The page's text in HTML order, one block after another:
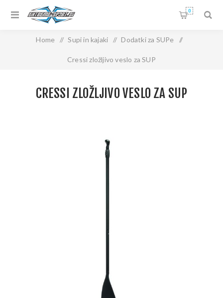
0
Home / Supi in kajaki / Dodatki za SUPe /
Cressi zložljivo veslo za SUP
CRESSI ZLOŽLJIVO VESLO ZA SUP